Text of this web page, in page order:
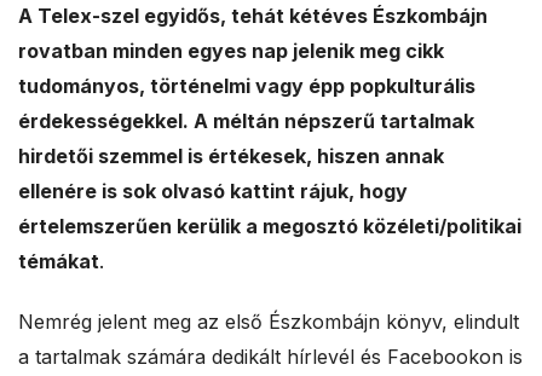
x
s
a
l
s
A Telex-szel egyidős, tehát kétéves Észkombájn
rovatban minden egyes nap jelenik meg cikk
tudományos, történelmi vagy épp popkulturális
érdekességekkel. A méltán népszerű tartalmak
hirdetői szemmel is értékesek, hiszen annak
ellenére is sok olvasó kattint rájuk, hogy
értelemszerűen kerülik a megosztó közéleti/politikai
témákat.
Nemrég jelent meg az első Észkombájn könyv, elindult
a tartalmak számára dedikált hírlevél és Facebookon is